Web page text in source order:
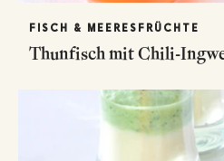
FISCH & MEERESFRÜCHTE
Thunfisch mit Chili-